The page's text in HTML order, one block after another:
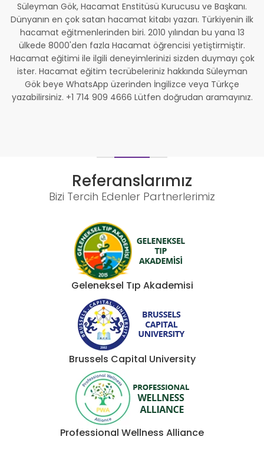
Süleyman Gök, Hacamat Enstitüsü Kurucusu ve Başkanı.
Dünyanın en çok satan hacamat kitabı yazarı. Türkiyenin ilk
hacamat eğitmenlerinden biri. 2010 yılından bu yana 13
ülkede 8000'den fazla Hacamat öğrencisi yetiştirmiştir.
Hacamat eğitimi ile ilgili deneyimlerinizi sizden duymayı çok
ister. Hacamat eğitim tecrübeleriniz hakkında Süleyman
Gök beye WhatsApp üzerinden İngilizce veya Türkçe
yazabilirsiniz. +1 714 909 4666 Lütfen doğrudan aramayınız.
Referanslarımız
Bizi Tercih Edenler Partnerlerimiz
Geleneksel Tıp Akademisi
Brussels Capital University
Professional Wellness Alliance